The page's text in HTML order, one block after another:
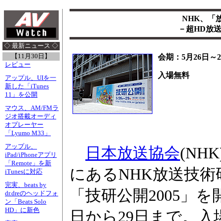
◇ 最新ニュース ◇
【11月30日】
レビュー
アップル、UIを一
新した「iTunes
11」を公開
マウス、AM/FMラ
ジオ搭載オーディ
オプレーヤー
「Lyumo M33」
アップル、
iPad/iPhoneアプリ
「Remote」を新
iTunesに対応
完実、beats by
dr.dreのヘッドフォ
ン「Beats Solo
HD」に新色
NHK、「
－超HD放
会期：5月26日～
入場無料
日本放送協会
にあるNHK放送技
「技研公開2005」
日から29日まで。